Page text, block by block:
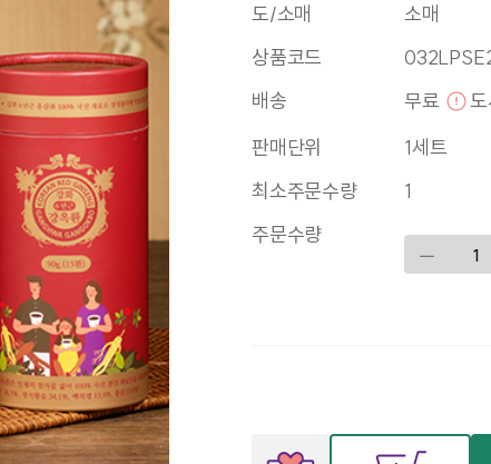
도/소매
소매
상품코드
배송
무료
판매단위
1세트
최소주문수량
1
주문수량